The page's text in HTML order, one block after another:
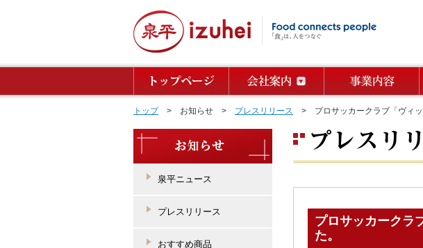
トップ> お知らせ > プレスリリース > プロサッカークラブ「ヴィッ
プロサッカークラ
た。
泉平ニュース
プレスリリース
おすすめ商品